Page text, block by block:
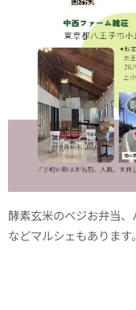
酵素玄米のベジお弁当
などマルシェもあります。